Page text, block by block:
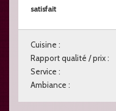
satisfait
Cuisine :
Rapport qualité / prix :
Service :
Ambiance :